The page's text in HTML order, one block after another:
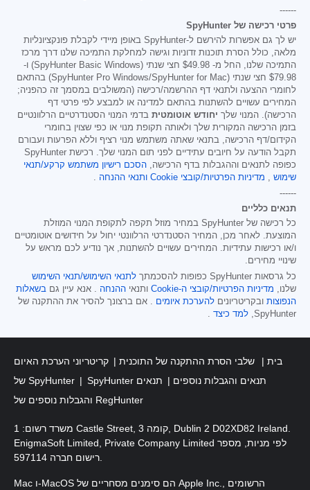
------
פרטי רכישה של SpyHunter
יש לך גם אפשרות להירשם ל-SpyHunter באופן מיידי לקבלת פונקציונליות
מלאה, כולל הסרת תוכנות זדוניות וגישה למחלקת התמיכה שלנו דרך מרכז
התמיכה שלנו, החל מ- $49.98 חצי שנתי (SpyHunter Basic Windows) ו-
$79.98
חצי שנתי (SpyHunter Pro Windows/SpyHunter for Mac) בהתאם
לחומרי ההצעה ולתנאי דף ההרשמה/רכישה (המשולבים במסמך זה כהפניה;
המחירים עשויים להשתנות בהתאם למדינה או למבצע לפי פרטי דף
הרכישה). המנוי שלך יחודש אוטומטית בדמי המנוי הסטנדרטיים הרלוונטיים
בזמן הרכישה המקורית שלך ולאותה תקופת מנוי או כפי שצוין בחומרי
הקידום/דף הרכישה, בתנאי שאתה משתמש מנוי רציף וללא הפרעות ועבורם
תקבל הודעה על חיובים עתידיים לפני תום המנוי שלך. רכישת SpyHunter
כפופה לתנאים וההגבלות בדף הרכישה, הסכם רישיון משתמש קרקע/תנאי
שימוש , מדיניות הפרטיות/קובצי Cookie ותנאי ההנחה .
------
תנאים כלליים
כל רכישה של SpyHunter במחיר מוזל תקפה לתקופת המנוי המוזלת
המוצעת. לאחר מכן, המחיר הסטנדרטי הרלוונטי יחול על חידושים אוטומטיים
ו/או רכישות עתידיות. המחירים עשויים להשתנות, אך נודיע לכם מראש על
שינויי מחירים.
כל גרסאות SpyHunter כפופות להסכמתך
לתנאי השימוש/תנאי השימוש
שלנו, מדיניות הפרטיות/קובצי ה-Cookie ותנאי ההנחה . אנא עיין גם בשאלות
הנפוצות ובקריטריונים להערכת איומים . אם ברצונך להסיר את ההתקנה של
SpyHunter, למד כיצד .
בית שלבי הסרת ההתקנה של התוכנית
קריטריוני הערכת האיום
של SpyHunter
SpyHunter תנאים והגבלות נוספים
תנאים
והגבלות נוספים של RegHunter
משרד רשום: 1 Castle Street, קומה 3, Dublin 2 D02XD82 Ireland.
EnigmaSoft Limited, Private Company Limited לפי מניות, מספר
Mac ו-MacOS הם סימנים מסחריים של Apple Inc., הרשומים